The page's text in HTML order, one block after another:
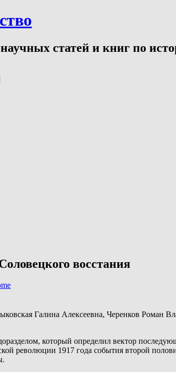
статей и книг по
восстания
Галина Алексеевна, Черенков Роман
который определил вектор
революции 1917 года события второй